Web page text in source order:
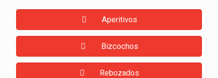
Aperitivos
Bizcochos
Rebozados